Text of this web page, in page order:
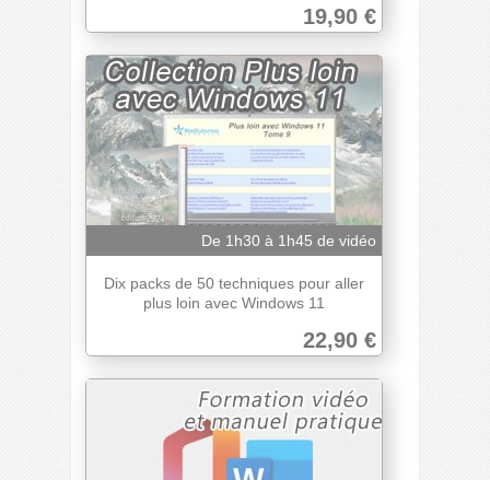
19,90 €
De 1h30 à 1h45 de vidéo
Dix packs de 50 techniques pour aller
plus loin avec Windows 11
22,90 €